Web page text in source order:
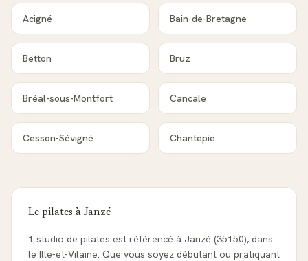
Acigné Bain-de-Bretagne
Betton Bruz
Bréal-sous-Montfort Cancale
Cesson-Sévigné Chantepie
Le pilates à Janzé
1 studio de pilates est référencé à Janzé (35150), dans
le Ille-et-Vilaine. Que vous soyez débutant ou pratiquant